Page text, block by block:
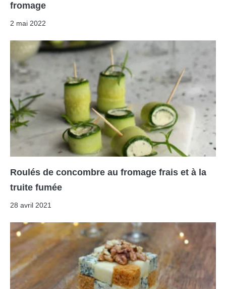
fromage
2 mai 2022
Roulés de concombre au fromage frais et à la
truite fumée
28 avril 2021